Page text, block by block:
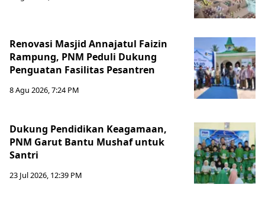
Renovasi Masjid Annajatul Faizin
Rampung, PNM Peduli Dukung
Penguatan Fasilitas Pesantren
8 Agu 2026, 7:24 PM
Dukung Pendidikan Keagamaan,
PNM Garut Bantu Mushaf untuk
Santri
23 Jul 2026, 12:39 PM